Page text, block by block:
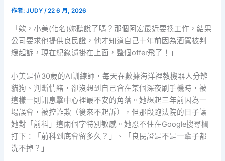
作者:JUDY/22 6 月, 2026
「欸，小美(化名)妳聽說了嗎？那個阿宏最近要換工作，結果
公司要求他提供良民證，他才知道自己十年前因為酒駕被判
緩起訴，現在紀錄還掛在上面，整個offer飛了！」
小美是位30歲的AI訓練師，每天在數據海洋裡教機器人分辨
貓狗、判斷情緒，卻沒想到自己會在某個深夜刷手機時，被
這樣一則訊息擊中心裡最不安的角落。她想起三年前因為一
場誤會，被控詐欺（後來不起訴），但那段跑法院的日子讓
她對「前科」這兩個字特別敏感。她忍不住在Google搜尋欄
打下：「前科到底會留多久？」、「良民證是不是一輩子都
洗不掉？」